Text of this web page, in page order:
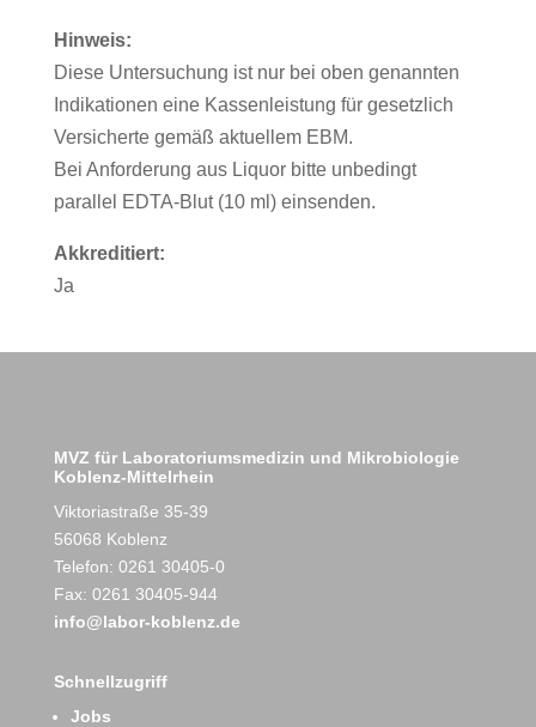
Hinweis:
Diese Untersuchung ist nur bei oben genannten
Indikationen eine Kassenleistung für gesetzlich
Versicherte gemäß aktuellem EBM.
Bei Anforderung aus Liquor bitte unbedingt
parallel EDTA-Blut (10 ml) einsenden.
Akkreditiert:
Ja
MVZ für Laboratoriumsmedizin und Mikrobiologie
Koblenz-Mittelrhein
Viktoriastraße 35-39
56068 Koblenz
Telefon: 0261 30405-0
Fax: 0261 30405-944
info@labor-koblenz.de
Schnellzugriff
Jobs